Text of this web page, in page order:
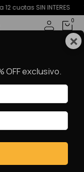
SIN INTERES
0
×
OFF exclusivo.